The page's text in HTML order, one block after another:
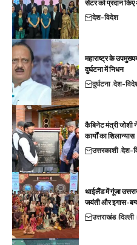
सेंटर को प्रदान
देश-विदेश
महाराष्ट्र के
दुर्घटना में निधन
दुर्घटना देश-
कैबिनेट मंत्री जोशी
कार्यों का शिलान्यास
उत्तरकाशी देश-
थाईलैंड में गूंजा
जयंती और इगास-
उत्तराखंड दिल्ली